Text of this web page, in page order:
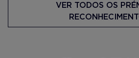
VER TODOS OS